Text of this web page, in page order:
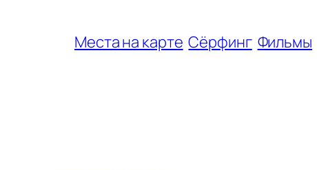
Места на карте Сёрфинг Фильмы